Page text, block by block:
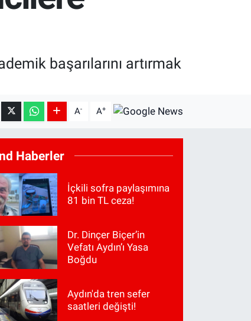
başarılarını artırmak
A- A+
Haberler
İçkili sofra paylaşımına
81 bin TL ceza!
Dr. Dinçer Biçer’in
Vefatı Aydın’ı Yasa
Boğdu
Aydın'da tren sefer
saatleri değişti!